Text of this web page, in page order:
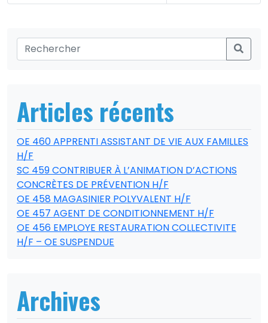
Articles récents
OE 460 APPRENTI ASSISTANT DE VIE AUX FAMILLES
H/F
SC 459 CONTRIBUER À L’ANIMATION D’ACTIONS
CONCRÈTES DE PRÉVENTION H/F
OE 458 MAGASINIER POLYVALENT H/F
OE 457 AGENT DE CONDITIONNEMENT H/F
OE 456 EMPLOYE RESTAURATION COLLECTIVITE
H/F – OE SUSPENDUE
Archives